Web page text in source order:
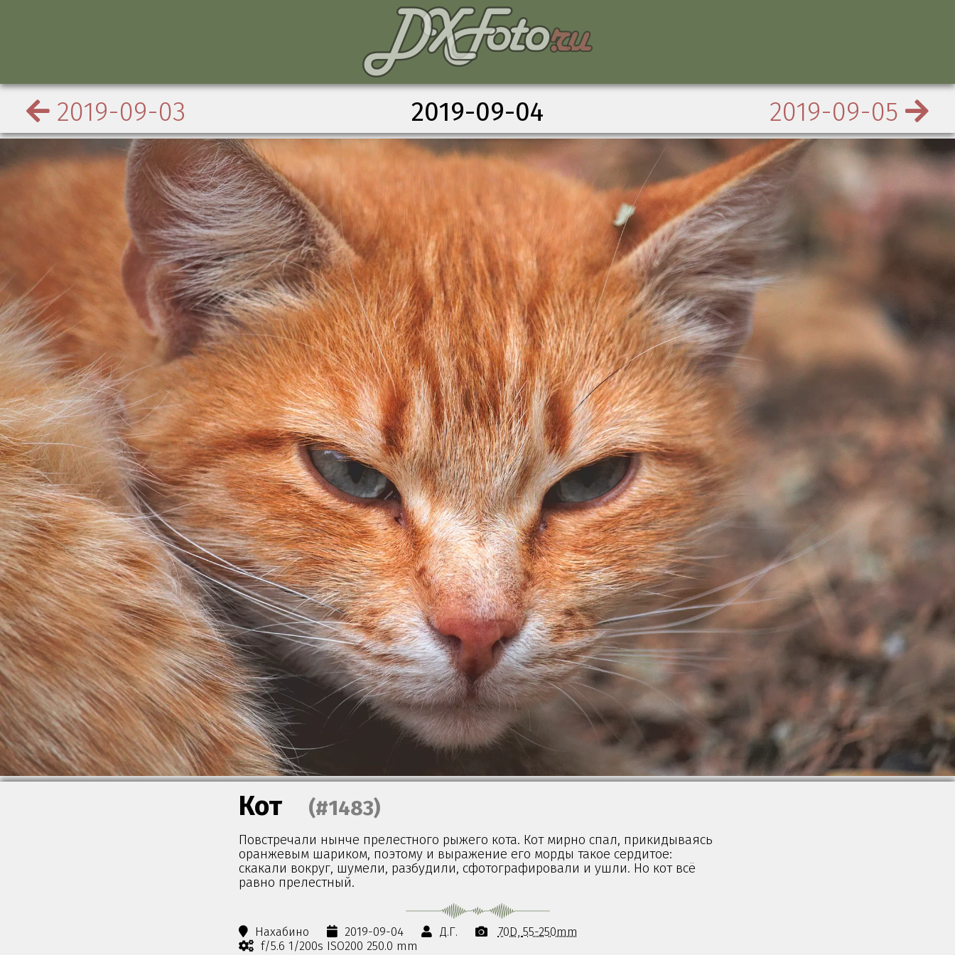
2019-09-03 2019-09-04 2019-09-05
Кот (#1483)
Повстречали нынче прелестного рыжего кота. Кот мирно спал, прикидываясь
оранжевым шариком, поэтому и выражение его морды такое сердитое:
скакали вокруг, шумели, разбудили, сфотографировали и ушли. Но кот всё
равно прелестный.
Нахабино 2019-09-04 Д.Г. 70D 55-250mm
f/5.6 1/200s ISO200 250.0 mm